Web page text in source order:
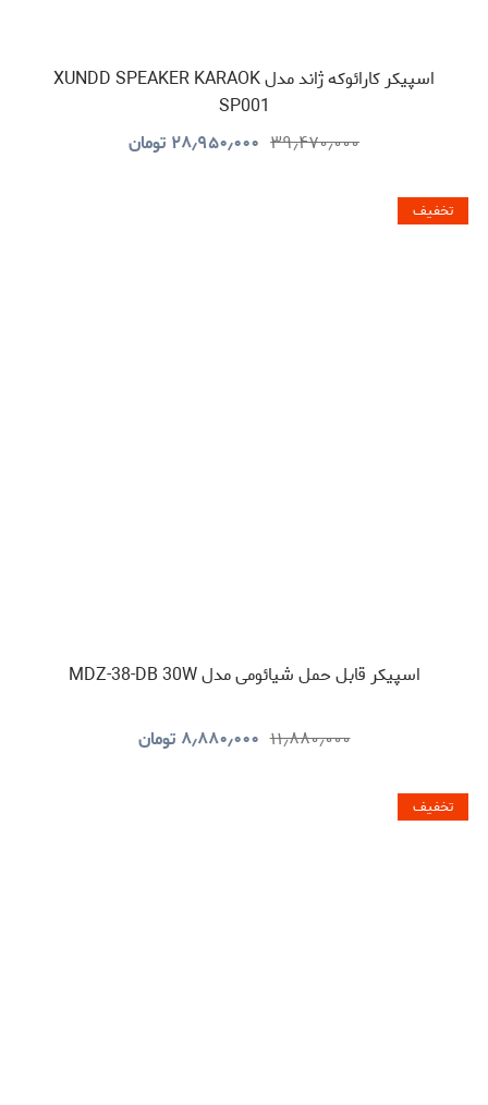
اسپیکر کارائوکه ژاند مدل XUNDD SPEAKER KARAOK
SP001
۳۹٫۴۷۰٫۰۰۰ ۲۸٫۹۵۰٫۰۰۰ تومان
تخفیف
اسپیکر قابل حمل شیائومی مدل MDZ-38-DB 30W
۱۱٫۸۸۰٫۰۰۰ ۸٫۸۸۰٫۰۰۰ تومان
تخفیف